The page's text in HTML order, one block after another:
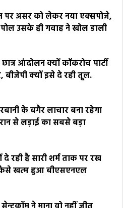
पर असर को लेकर नया एक्सपोजे,
उसके ही गवाह ने खोल डाली
आंदोलन क्यों कॉकरोच पार्टी
बीजेपी क्यों इसे दे रही तूल.
के बगैर लाचार बना रहेगा
से लड़ाई का सबसे बड़ा
रही है सारी शर्म ताक पर रख
खत्म हुआ बीएसएनएल